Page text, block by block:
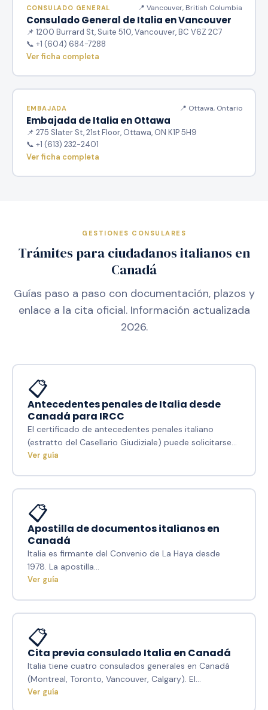
CONSULADO GENERAL 📍 Vancouver, British Columbia
Consulado General de Italia en Vancouver
📌 1200 Burrard St, Suite 510, Vancouver, BC V6Z 2C7
📞 +1 (604) 684-7288
Ver ficha completa
EMBAJADA 📍 Ottawa, Ontario
Embajada de Italia en Ottawa
📌 275 Slater St, 21st Floor, Ottawa, ON K1P 5H9
📞 +1 (613) 232-2401
Ver ficha completa
GESTIONES CONSULARES
Trámites para ciudadanos italianos en
Canadá
Guías paso a paso con documentación, plazos y
enlace a la cita oficial. Información actualizada
2026.
📋
Antecedentes penales de Italia desde
Canadá para IRCC
El certificado de antecedentes penales italiano
(estratto del Casellario Giudiziale) puede solicitarse…
Ver guía
📋
Apostilla de documentos italianos en
Canadá
Italia es firmante del Convenio de La Haya desde
1978. La apostilla…
Ver guía
📋
Cita previa consulado Italia en Canadá
Italia tiene cuatro consulados generales en Canadá
(Montreal, Toronto, Vancouver, Calgary). El…
Ver guía